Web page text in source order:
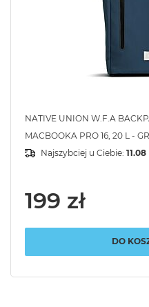
NATIVE UNION W.F.A
MACBOOKA PRO 16, 20 L -
Najszybciej u Ciebie: 11.08
199 zł
DO